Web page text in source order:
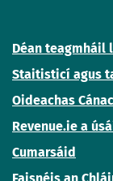
Déan teagmháil
Staitisticí agus
Oideachas
Revenue.ie a
Cumarsáid